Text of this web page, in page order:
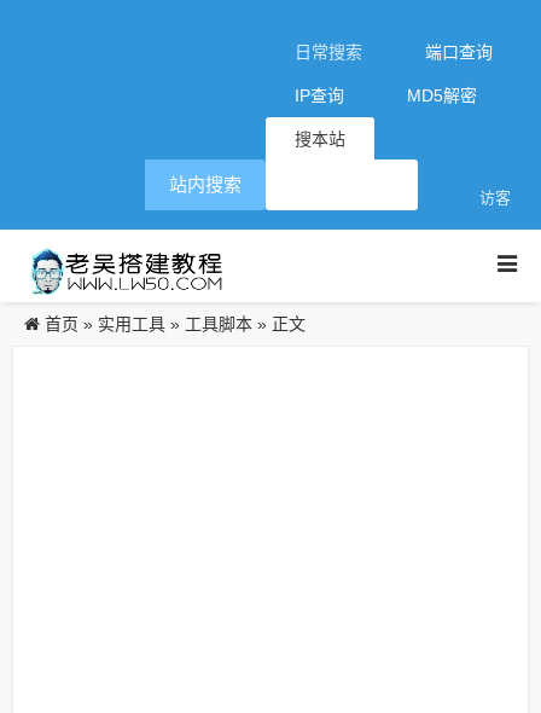
日常搜索 端口查询
IP查询 MD5解密
搜本站
访客
站内搜索
首页 » 实用工具 » 工具脚本 » 正文